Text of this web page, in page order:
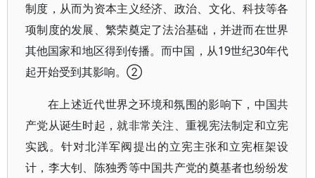
制度，从而为资本主义经济、政治、文化、科技等各
项制度的发展、繁荣奠定了法治基础，并进而在世界
其他国家和地区得到传播。而中国，从19世纪30年代
起开始受到其影响。②
在上述近代世界之环境和氛围的影响下，中国共
产党从诞生时起，就非常关注、重视宪法制定和立宪
实践。针对北洋军阀提出的立宪主张和立宪框架设
计，李大钊、陈独秀等中国共产党的奠基者也纷纷发